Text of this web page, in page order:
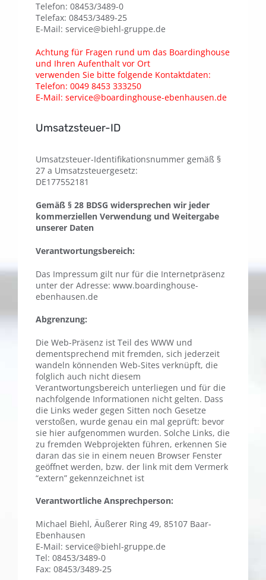
Telefon: 08453/3489-0
Telefax: 08453/3489-25
E-Mail: service@biehl-gruppe.de
Achtung für Fragen rund um das Boardinghouse
und Ihren Aufenthalt vor Ort
verwenden Sie bitte folgende Kontaktdaten:
Telefon: 0049 8453 333250
E-Mail: service@boardinghouse-ebenhausen.de
Umsatzsteuer-ID
Umsatzsteuer-Identifikationsnummer gemäß §
27 a Umsatzsteuergesetz:
DE177552181
Gemäß § 28 BDSG widersprechen wir jeder
kommerziellen Verwendung und Weitergabe
unserer Daten
Verantwortungsbereich:
Das Impressum gilt nur für die Internetpräsenz
unter der Adresse: www.boardinghouse-
ebenhausen.de
Abgrenzung:
Die Web-Präsenz ist Teil des WWW und
dementsprechend mit fremden, sich jederzeit
wandeln könnenden Web-Sites verknüpft, die
folglich auch nicht diesem
Verantwortungsbereich unterliegen und für die
nachfolgende Informationen nicht gelten. Dass
die Links weder gegen Sitten noch Gesetze
verstoßen, wurde genau ein mal geprüft: bevor
sie hier aufgenommen wurden. Solche Links, die
zu fremden Webprojekten führen, erkennen Sie
daran das sie in einem neuen Browser Fenster
geöffnet werden, bzw. der link mit dem Vermerk
“extern” gekennzeichnet ist
Verantwortliche Ansprechperson:
Michael Biehl, Äußerer Ring 49, 85107 Baar-
Ebenhausen
E-Mail: service@biehl-gruppe.de
Tel: 08453/3489-0
Fax: 08453/3489-25